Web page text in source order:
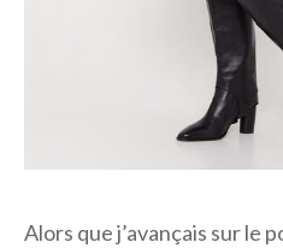
Alors que j’avançais sur le